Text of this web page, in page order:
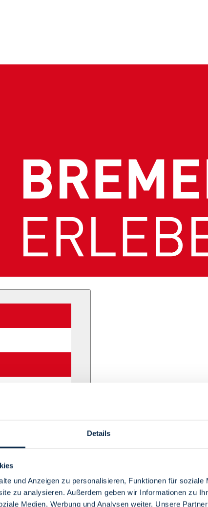
Details
und Anzeigen zu personalisieren, Funktionen für soziale
zu analysieren. Außerdem geben wir Informationen zu
Medien, Werbung und Analysen weiter. Unsere
Menü